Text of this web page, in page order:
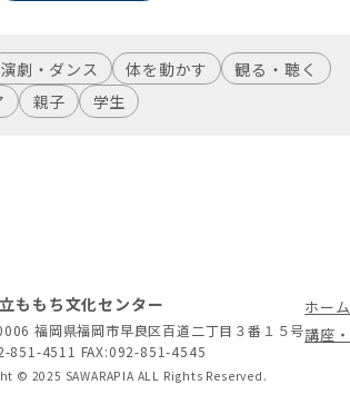
演劇・ダンス 体を動かす
観る・聴く
親子 学生
ももち文化センター
福岡県福岡市早良区百道二丁目３番１５号
851-4511 FAX:092-851-4545
© 2025 SAWARAPIA ALL Rights Reserved.
ホーム
講座